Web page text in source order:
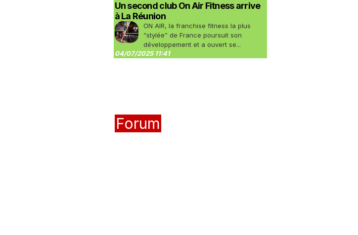
Un second club On Air Fitness arrive
à La Réunion
ON AIR, la franchise fitness la plus
“stylée” de France poursuit son
développement et a ouvert se...
04/07/2025 11:41
Forum